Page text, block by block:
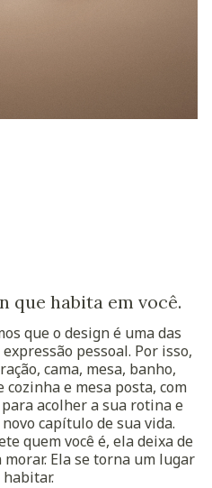
que habita em você.
que o design é uma das
pessoal. Por isso,
cama, mesa, banho,
e mesa posta, com
acolher a sua rotina e
capítulo de sua vida.
quem você é, ela deixa de
Ela se torna um lugar